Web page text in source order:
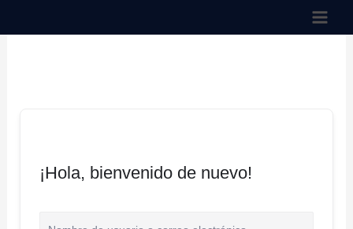
al
¡Hola, bienvenido de nuevo!